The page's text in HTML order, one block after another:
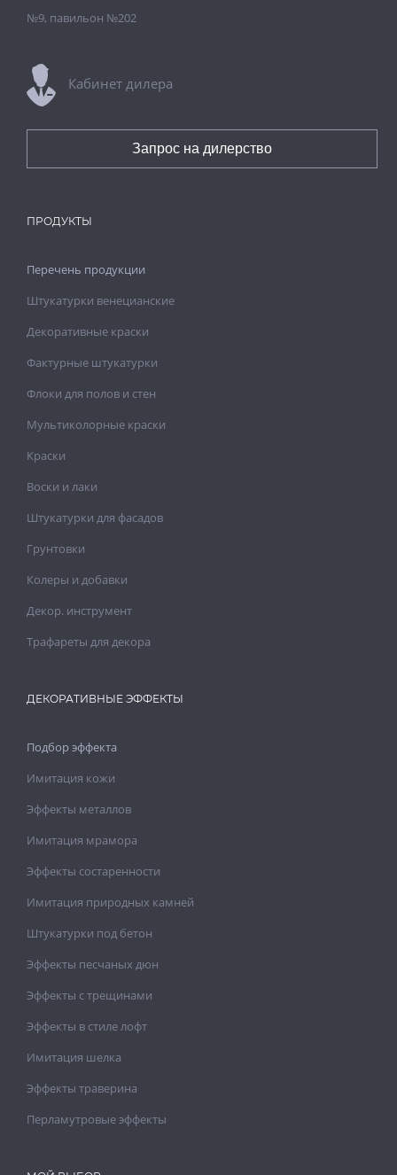
ПРОДУКТЫ
Перечень продукции
Штукатурки венецианские
Декоративные краски
Фактурные штукатурки
Флоки для полов и стен
Мультиколорные краски
Краски
Воски и лаки
Штукатурки для фасадов
Грунтовки
Колеры и добавки
Декор. инструмент
Трафареты для декора
ДЕКОРАТИВНЫЕ ЭФФЕКТЫ
Подбор эффекта
Имитация кожи
Эффекты металлов
Имитация мрамора
Эффекты состаренности
Имитация природных камней
Штукатурки под бетон
Эффекты песчаных дюн
Эффекты с трещинами
Эффекты в стиле лофт
Имитация шелка
Эффекты траверина
Перламутровые эффекты
№9, павильон №202
Кабинет дилера
Запрос на дилерство